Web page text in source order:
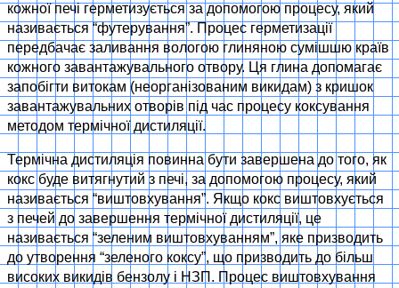
кожної печі герметизується за допомогою процесу, який
називається “футерування”. Процес герметизації
передбачає заливання вологою глиняною сумішшю країв
кожного завантажувального отвору. Ця глина допомагає
запобігти витокам (неорганізованим викидам) з кришок
завантажувальних отворів під час процесу коксування
методом термічної дистиляції.
Термічна дистиляція повинна бути завершена до того, як
кокс буде витягнутий з печі, за допомогою процесу, який
називається “виштовхування”. Якщо кокс виштовхується
з печей до завершення термічної дистиляції, це
називається “зеленим виштовхуванням”, яке призводить
до утворення “зеленого коксу”, що призводить до більш
високих викидів бензолу і HЗП. Процес виштовхування